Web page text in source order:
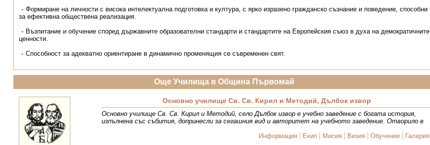
Формиране на личности с висока интелектуална подготовка и култура, с ярко изразено гражданско съзнание и поведение, способни
за ефективна обществена реализация.
Възпитание и обучение според държавните образователни стандарти и стандартите на Европейския съюз в духа на демократичните
ценности.
Способност за адекватно ориентиране в динамично променящия се съвременен свят.
Още Училища в Община Първомай
Основно училище Св. Св. Кирил и Методий, Дълбок извор
Основно училище Св. Св. Кирил и Методий, село Дълбок извор е учебно заведение с богата история,
изпълнена със събития, допринесли за сегашния вид и авторитет на учебното заведение. Отворило в
Информация
Екип Мисия Визия Обучение Галерия